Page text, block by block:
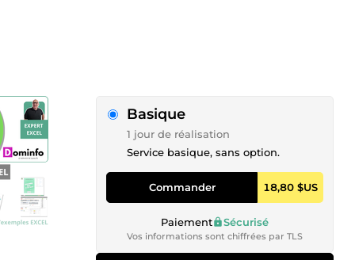
Basique
1 jour de réalisation
Service basique, sans option.
Commander 18,80 $US
Paiement Sécurisé
Vos informations sont chiffrées par TLS